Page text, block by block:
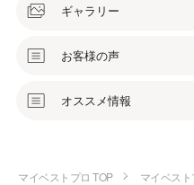
ギャラリー
お客様の声
オススメ情報
マイベストプロ TOP マイベス